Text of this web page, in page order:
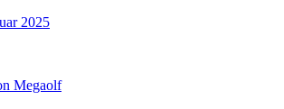
2025
Megaolf